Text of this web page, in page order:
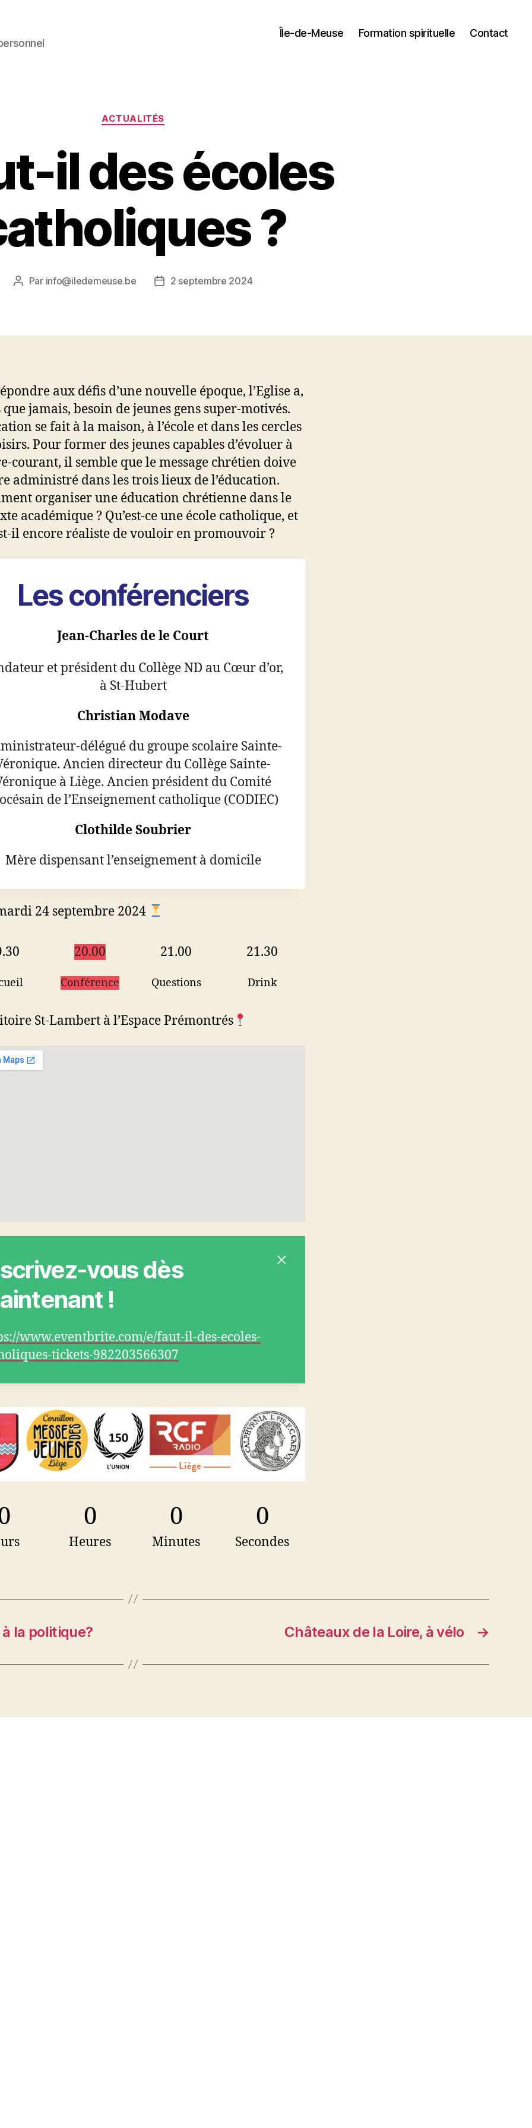
Île-de-Meuse Formation spirituelle Contact
Catégories
ACTUALITÉS
il des écoles
?
Auteur
Par info@iledemeuse.be
Date2 septembre 2024
aux défis d’une nouvelle époque, l’Eglise a,
jamais, besoin de jeunes gens super-motivés.
se fait à la maison, à l’école et dans les cercles
Pour former des jeunes capables d’évoluer à
courant, il semble que le message chrétien doive
administré dans les trois lieux de l’éducation.
organiser une éducation chrétienne dans le
académique ? Qu’est-ce une école catholique, et
il encore réaliste de vouloir en promouvoir ?
Les conférenciers
Jean-Charles de le Court
et président du Collège ND au Cœur d’or,
à St-Hubert
Christian Modave
délégué du groupe scolaire Sainte-
Ancien directeur du Collège Sainte-
à Liège. Ancien président du Comité
de l’Enseignement catholique (CODIEC)
Clothilde Soubrier
Mère dispensant l’enseignement à domicile
24 septembre 2024
20.00
Conférence
21.00
Questions
21.30
Drink
St-Lambert à l’Espace Prémontrés
vous dès
!
www.eventbrite.com/e/faut-il-des-ecoles-
tickets-982203566307
0
Heures
0
Minutes
0
Secondes
la politique? →
Châteaux de la Loire, à vélo